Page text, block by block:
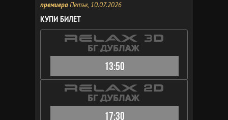
премиераПетък, 10.07.2026
КУПИ БИЛЕТ
13:50
17:30